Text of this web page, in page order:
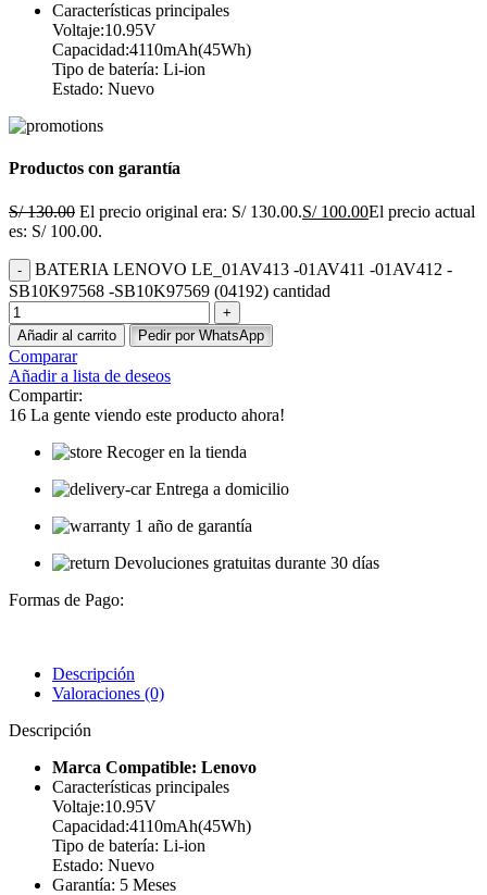
Características principales
Voltaje:10.95V
Capacidad:4110mAh(45Wh)
Tipo de batería: Li-ion
Estado: Nuevo
Productos con garantía
S/130.00 El precio original era: S/ 130.00.S/100.00El precio actual
es: S/ 100.00.
BATERIA LENOVO LE_01AV413 -01AV411 -01AV412 -
SB10K97568 -SB10K97569 (04192) cantidad
Añadir al carrito Pedir por WhatsApp
Comparar
Añadir a lista de deseos
Compartir:
16 La gente viendo este producto ahora!
Recoger en la tienda
Entrega a domicilio
1 año de garantía
Devoluciones gratuitas durante 30 días
Formas de Pago:
Descripción
Valoraciones (0)
Descripción
Marca Compatible: Lenovo
Características principales
Voltaje:10.95V
Capacidad:4110mAh(45Wh)
Tipo de batería: Li-ion
Estado: Nuevo
Garantía: 5 Meses